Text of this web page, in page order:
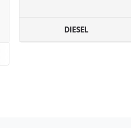
DIESEL